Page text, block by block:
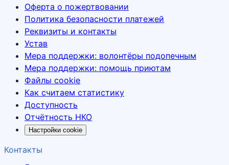
Оферта о пожертвовании
Политика безопасности платежей
Реквизиты и контакты
Устав
Мера поддержки: волонтёры подопечным
Мера поддержки: помощь приютам
Файлы cookie
Как считаем статистику
Доступность
Отчётность НКО
Настройки cookie
Контакты